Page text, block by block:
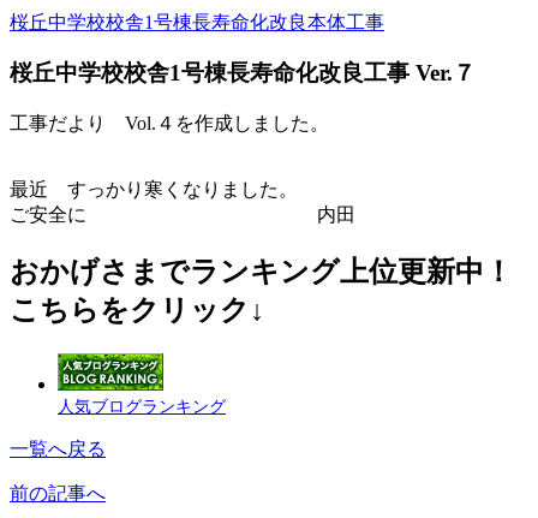
桜丘中学校校舎1号棟長寿命化改良本体工事
桜丘中学校校舎1号棟長寿命化改良工事 Ver.７
工事だより Vol.４を作成しました。
最近 すっかり寒くなりました。
ご安全に 内田
おかげさまでランキング上位更新中！
こちらをクリック↓
人気ブログランキング
一覧へ戻る
前の記事へ